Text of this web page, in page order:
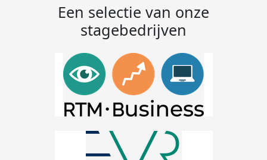
Een selectie van onze
stagebedrijven